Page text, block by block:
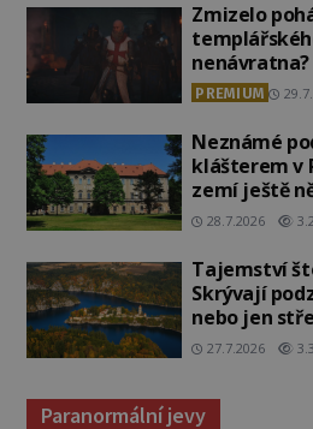
Zmizelo
nenávratna?
PREMIUM
Neznámé
klášterem v
zemí ještě
28.7.2026
Tajemství
Skrývají
nebo jen
27.7.2026
Paranormální jevy